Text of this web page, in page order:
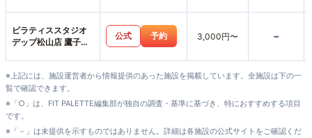
ピラティススタジオ
デップ松山店 鷹子ス
公式 予約 3,000円〜 -
※上記には、施設運営者から情報提供のあった施設を掲載しています。全施設は下の一
覧で確認できます。
※「○」は、FIT PALETTE編集部が独自の調査・基準に基づき、特におすすめする項目
です。
※「－」は未提供を示すものではありません。詳細は各施設の公式サイトをご確認くだ